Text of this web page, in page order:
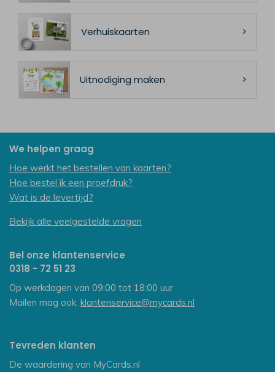
Verhuiskaarten
Uitnodiging maken
We helpen graag
Hoe werkt het bestellen van kaarten?
Hoe bestel ik een proefdruk?
Wat is de levertijd?
Bekijk alle veelgestelde vragen
Bel onze klantenservice
0318 - 72 51 23
Op werkdagen van 09:00 tot 18:00 uur
Mailen mag ook: klantenservice@mycards.nl
Tevreden klanten
De waardering van MyCards.nl